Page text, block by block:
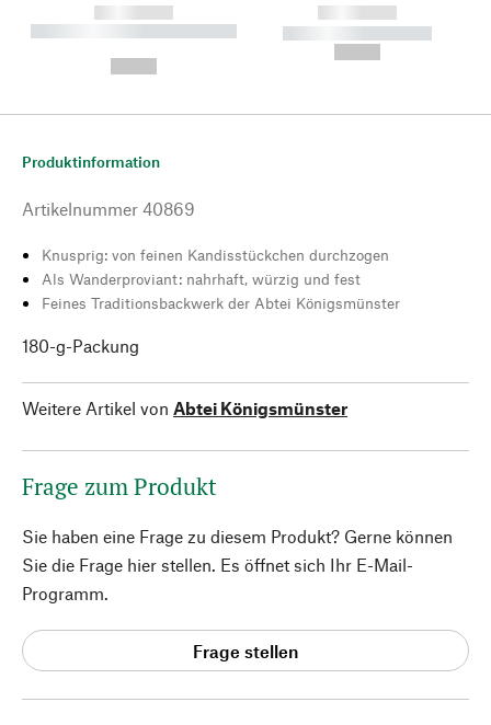
------------
----------- ----------- --------
------------
----------- -----------
Produktinformation
Artikelnummer 40869
Knusprig: von feinen Kandisstückchen durchzogen
Als Wanderproviant: nahrhaft, würzig und fest
Feines Traditionsbackwerk der Abtei Königsmünster
180-g-Packung
Weitere Artikel von Abtei Königsmünster
Frage zum Produkt
Sie haben eine Frage zu diesem Produkt? Gerne können
Sie die Frage hier stellen. Es öffnet sich Ihr E-Mail-
Programm.
Frage stellen